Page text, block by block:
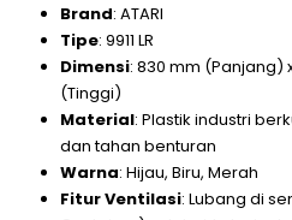
Brand: ATARI
Tipe: 9911 LR
Dimensi: 830 mm (Panjang)
(Tinggi)
Material: Plastik industri
dan tahan benturan
Warna: Hijau, Biru, Merah
Fitur Ventilasi: Lubang di